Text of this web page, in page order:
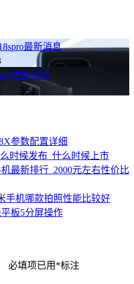
最新消息
性能测试
参数配置详细
时候发布_什么时候上市
最新排行_2000元左右性价比
手机哪款拍照性能比较好
板5分屏操作
必填项已用 *标注